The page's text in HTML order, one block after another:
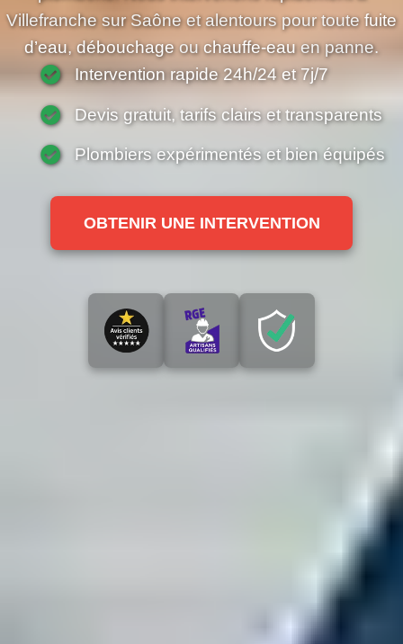
Villefranche sur Saône et alentours pour toute fuite
d’eau, débouchage ou chauffe-eauen panne.
Intervention rapide 24h/24 et 7j/7
Devis gratuit, tarifs clairs et transparents
Plombiers expérimentés et bien équipés
OBTENIR UNE INTERVENTION